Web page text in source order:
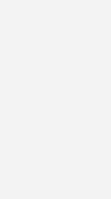
Abmeldung ist
Daten finden Sie
weiteren